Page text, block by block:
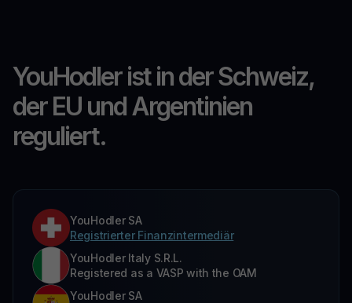
YouHodler ist in der Schweiz,
der EU und Argentinien
reguliert.
YouHodler SA
Registrierter Finanzintermediär
YouHodler Italy S.R.L.
Registered as a VASP with the OAM
YouHodler SA